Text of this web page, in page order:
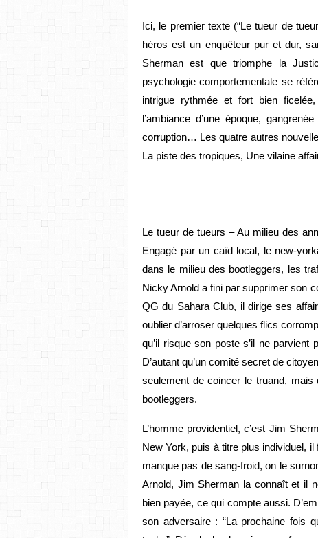
Ici, le premier texte (“Le tueur de
héros est un enquêteur pur et dur,
Sherman est que triomphe la
psychologie comportementale se
intrigue rythmée et fort bien
l’ambiance d’une époque,
corruption… Les quatre autres
La piste des tropiques, Une vilaine
Le tueur de tueurs – Au milieu des
Engagé par un caïd local, le new-
dans le milieu des bootleggers, les
Nicky Arnold a fini par supprimer son
QG du Sahara Club, il dirige ses
oublier d’arroser quelques flics
qu’il risque son poste s’il ne
D’autant qu’un comité secret de
seulement de coincer le truand, mais
bootleggers.
L’homme providentiel, c’est Jim
New York, puis à titre plus individuel,
manque pas de sang-froid, on le
Arnold, Jim Sherman la connaît et il
bien payée, ce qui compte aussi.
son adversaire : “La prochaine fois